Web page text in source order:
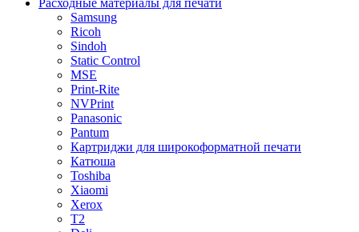
Расходные материалы для печати
Samsung
Ricoh
Sindoh
Static Control
MSE
Print-Rite
NVPrint
Panasonic
Pantum
Картриджи для широкоформатной печати
Катюша
Toshiba
Xiaomi
Xerox
T2